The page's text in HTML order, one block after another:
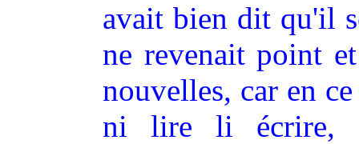
avait bien dit qu'il
ne revenait point
nouvelles, car en
ni lire li écrire,